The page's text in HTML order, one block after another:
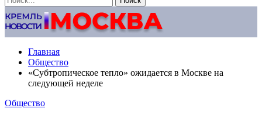
Главная
Общество
«Субтропическое тепло» ожидается в Москве на
следующей неделе
Общество